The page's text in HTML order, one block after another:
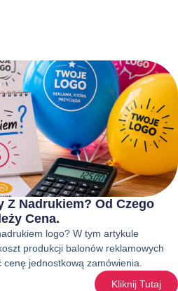
Z Nadrukiem? Od Czego
Cena.
logo? W tym artykule
produkcji balonów reklamowych
jednostkową zamówienia.
Kliknij Tutaj